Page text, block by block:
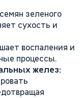
зеленого
сухость и
воспаления и
процессы.
желез: